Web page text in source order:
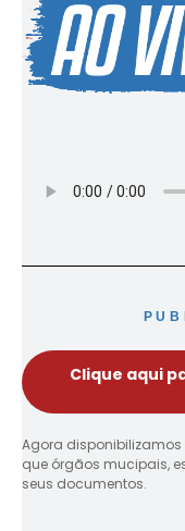
Clique aqui
Agora disponibilizamos
que órgãos mucipais,
seus documentos.